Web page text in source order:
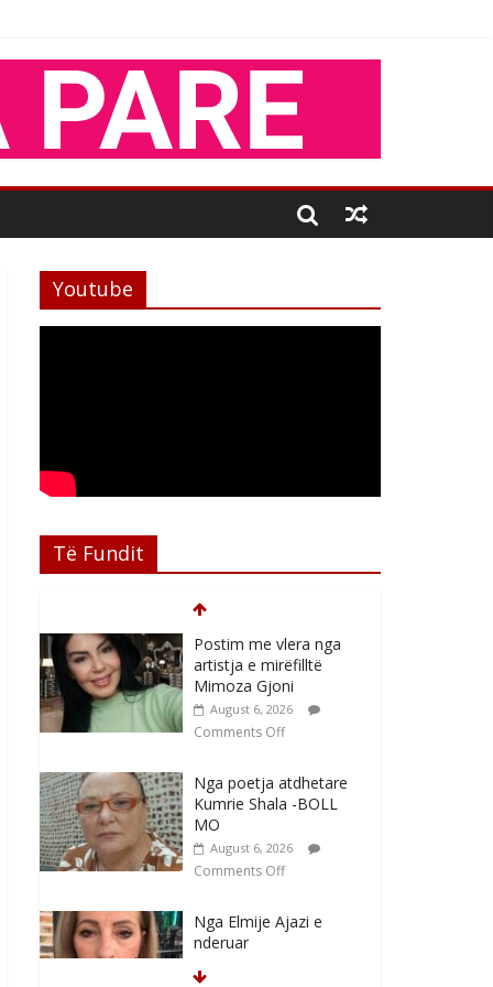
Youtube
Të Fundit
Postim me vlera nga
artistja e mirëfilltë
Mimoza Gjoni
August 6, 2026
Comments Off
Nga poetja atdhetare
Kumrie Shala -BOLL
MO
August 6, 2026
Comments Off
Nga Elmije Ajazi e
nderuar